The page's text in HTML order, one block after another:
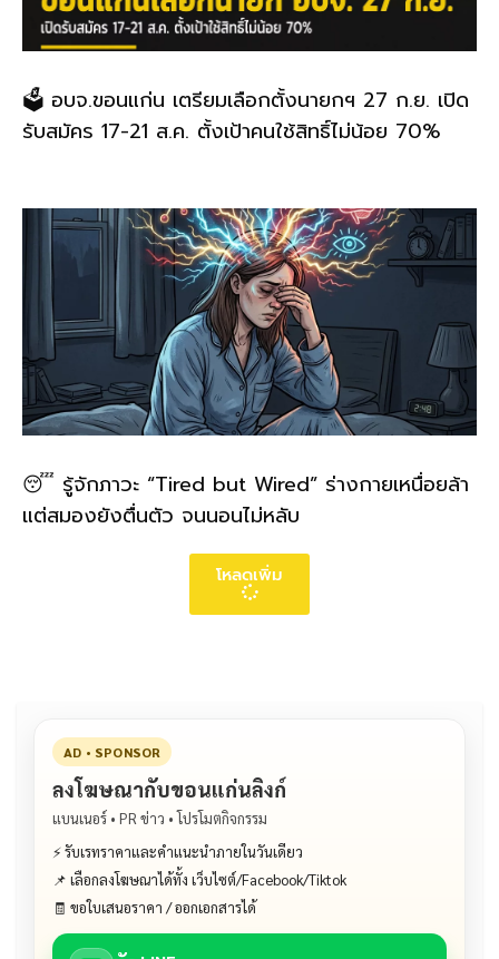
🗳️ อบจ.ขอนแก่น เตรียมเลือกตั้งนายกฯ 27 ก.ย. เปิด
รับสมัคร 17-21 ส.ค. ตั้งเป้าคนใช้สิทธิ์ไม่น้อย 70%
😴 รู้จักภาวะ “Tired but Wired” ร่างกายเหนื่อยล้า
แต่สมองยังตื่นตัว จนนอนไม่หลับ
โหลดเพิ่ม
AD • SPONSOR
ลงโฆษณากับขอนแก่นลิงก์
แบนเนอร์ • PR ข่าว • โปรโมตกิจกรรม
⚡ รับเรทราคาและคำแนะนำภายในวันเดียว
📌 เลือกลงโฆษณาได้ทั้ง เว็บไซต์/Facebook/Tiktok
🧾 ขอใบเสนอราคา / ออกเอกสารได้